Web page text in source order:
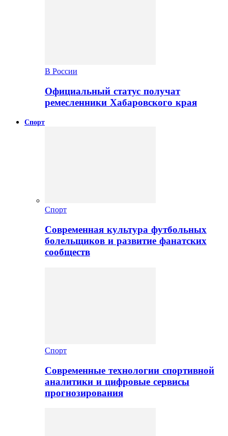
В России
Официальный статус получат
ремесленники Хабаровского края
Спорт
Спорт
Современная культура футбольных
болельщиков и развитие фанатских
сообществ
Спорт
Современные технологии спортивной
аналитики и цифровые сервисы
прогнозирования